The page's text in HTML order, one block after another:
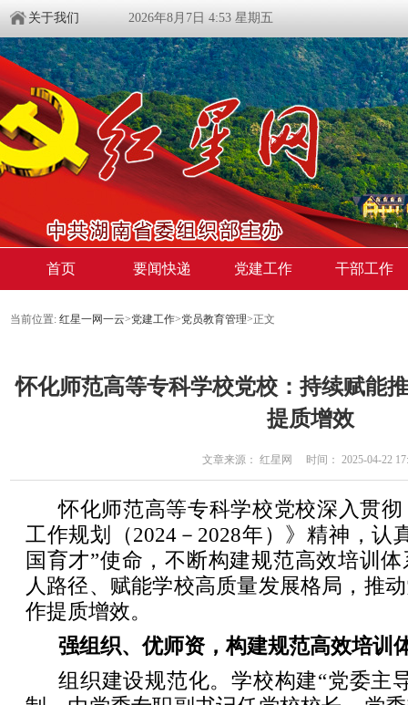
关于我们 2026年8月7日 4:53 星期五
首页 要闻快递 党建工作 干部工作
当前位置: 红星一网一云>党建工作>党员教育管理>正文
怀化师范高等专科学校党校：持续赋能
提质增效
文章来源： 红星网 时间： 2025-04-22
怀化师范高等专科学校党校深入贯
工作规划（2024－2028年）》精神，认
国育才”使命，不断构建规范高效培训
人路径、赋能学校高质量发展格局，推
作提质增效。
强组织、优师资，构建规范高效培训
组织建设规范化。学校构建“党委主